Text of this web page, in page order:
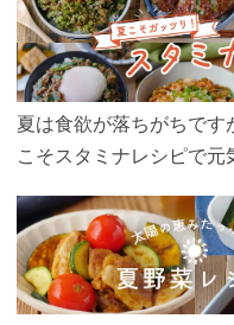
ん、製造現場や品質への
こめ油をもっと好きにな
ぜひお楽しみください。
夏は食欲が落ちがちです
こそスタミナレシピで元
リ食べて、夏バテを吹
う！